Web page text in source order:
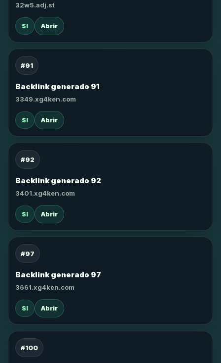
32w5.adj.st
SI Abrir
#91
Backlink generado 91
3349.xg4ken.com
SI Abrir
#92
Backlink generado 92
3401.xg4ken.com
SI Abrir
#97
Backlink generado 97
3661.xg4ken.com
SI Abrir
#100